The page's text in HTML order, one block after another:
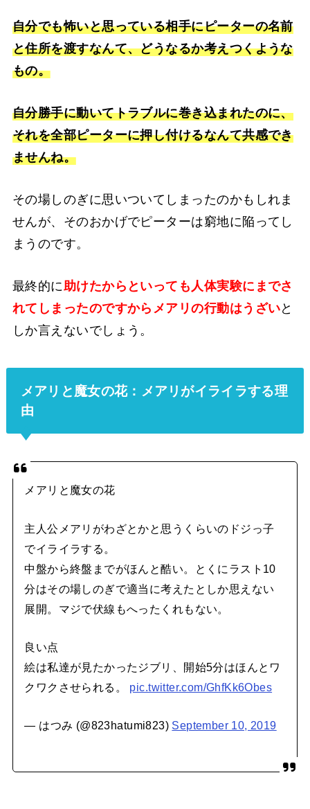
自分でも怖いと思っている相手にピーターの名前
と住所を渡すなんて、どうなるか考えつくような
もの。
自分勝手に動いてトラブルに巻き込まれたのに、
それを全部ピーターに押し付けるなんて共感でき
ませんね。
その場しのぎに思いついてしまったのかもしれま
せんが、そのおかげでピーターは窮地に陥ってし
まうのです。
最終的に助けたからといっても人体実験にまでさ
れてしまったのですからメアリの行動はうざいと
しか言えないでしょう。
メアリと魔女の花：メアリがイライラする理
由
メアリと魔女の花
主人公メアリがわざとかと思うくらいのドジっ子
でイライラする。
中盤から終盤までがほんと酷い。とくにラスト10
分はその場しのぎで適当に考えたとしか思えない
展開。マジで伏線もへったくれもない。
良い点
絵は私達が見たかったジブリ、開始5分はほんとワ
クワクさせられる。 pic.twitter.com/GhfKk6Obes
— はつみ (@823hatumi823) September 10, 2019